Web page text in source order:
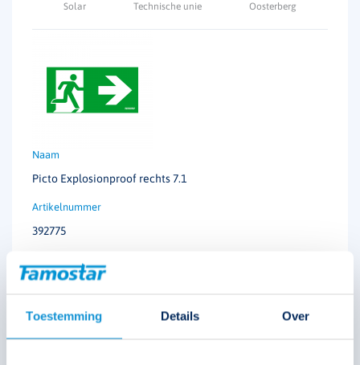
Toestemming Details Over
Solar Technische unie Oosterberg
Picto Explosionproof rechts 7.1
392775
€ 13,05